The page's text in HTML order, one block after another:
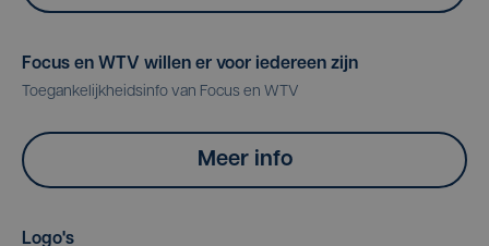
Focus en WTV willen er voor iedereen zijn
Toegankelijkheidsinfo van Focus en WTV
Meer info
Logo's